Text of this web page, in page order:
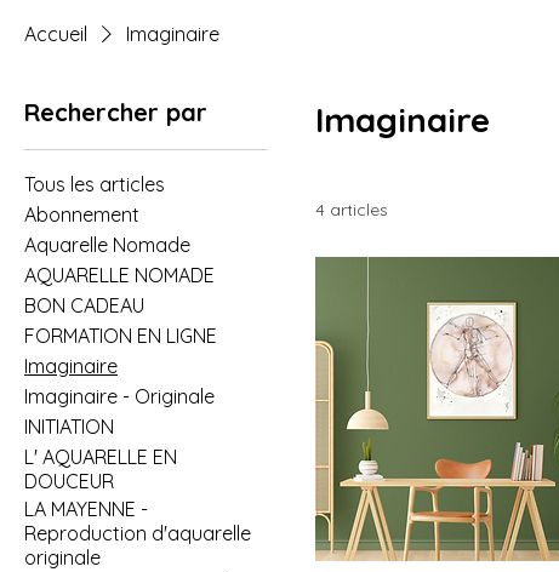
Accueil Imaginaire
Rechercher par
Tous les articles
Abonnement
Aquarelle Nomade
AQUARELLE NOMADE
BON CADEAU
FORMATION EN LIGNE
Imaginaire
Imaginaire - Originale
INITIATION
L' AQUARELLE EN
DOUCEUR
LA MAYENNE -
Reproduction d'aquarelle
originale
Imaginaire
4 articles